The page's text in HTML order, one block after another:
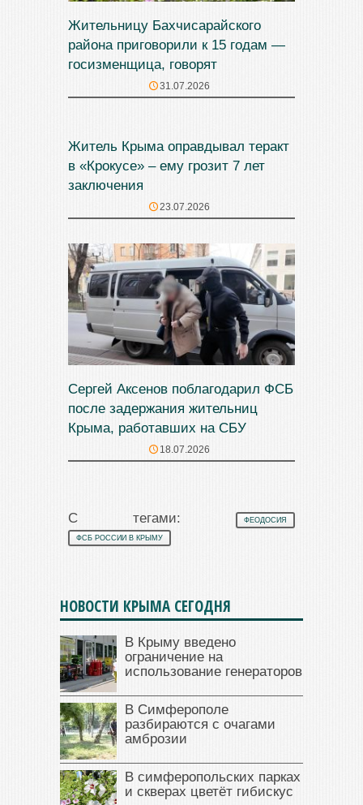
Жительницу Бахчисарайского
района приговорили к 15 годам —
госизменщица, говорят
31.07.2026
Житель Крыма оправдывал теракт
в «Крокусе» – ему грозит 7 лет
заключения
23.07.2026
Сергей Аксенов поблагодарил ФСБ
после задержания жительниц
Крыма, работавших на СБУ
18.07.2026
С тегами: ФЕОДОСИЯ
ФСБ РОССИИ В КРЫМУ
НОВОСТИ КРЫМА СЕГОДНЯ
В Крыму введено
ограничение на
использование генераторов
В Симферополе
разбираются с очагами
амброзии
В симферопольских парках
и скверах цветёт гибискус